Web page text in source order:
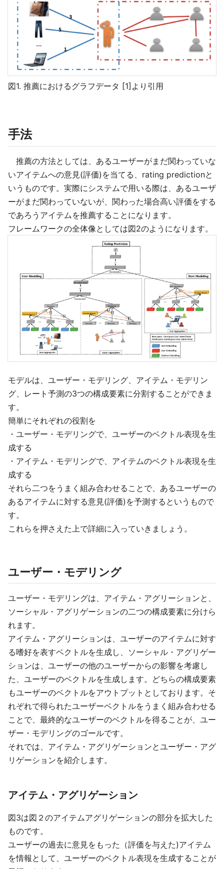
図1. 推薦におけるグラフデータ [1]より引用
手法
推薦の方法としては、あるユーザーがまだ関わっていな
いアイテムへの意見(評価)を当てる、rating predictionと
いうものです。実際にシステムで用いる際は、あるユーザ
ーがまだ関わっていないが、関わった場合高い評価をする
であろうアイテムを推薦することになります。
フレームワークの全体像としては図2のようになります。
モデルは、ユーザー・モデリング、アイテム・モデリン
グ、レート予測の3つの構成要素に分割することができま
す。
簡単にそれぞれの役割を
・ユーザー・モデリングで、ユーザーのベクトル表現を生
成する
・アイテム・モデリングで、アイテムのベクトル表現を生
成する
それら二つをうまく組み合わせることで、あるユーザーの
あるアイテムに対する意見(評価)を予測するというもので
す。
これらを押さえた上で詳細に入っていきましょう。
ユーザー・モデリング
ユーザー・モデリングは、アイテム・アグリーションと、
ソーシャル・アグリゲーションの二つの構成要素に分けら
れます。
アイテム・アグリーションは、ユーザーのアイテムに対す
る嗜好を表すベクトルを生成し、ソーシャル・アグリゲー
ションは、ユーザーの他のユーザーからの影響を考慮し
た、ユーザーのベクトルを生成します。どちらの構成要素
もユーザーのベクトルをアウトプットとしております。そ
れぞれで得られたユーザーベクトルをうまく組み合わせる
ことで、最終的なユーザーのベクトルを得ることが、ユー
ザー・モデリングのゴールです。
それでは、アイテム・アグリゲーションとユーザー・アグ
リゲーションを紹介します。
アイテム・アグリゲーション
図3は図２のアイテムアグリゲーションの部分を拡大した
ものです。
ユーザーの過去に意見をもった（評価を与えた)アイテム
を情報として、ユーザーのベクトル表現を生成することが